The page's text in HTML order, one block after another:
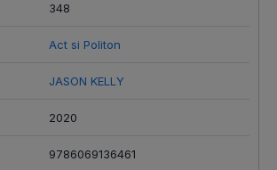
348
Act si Politon
JASON KELLY
2020
9786069136461